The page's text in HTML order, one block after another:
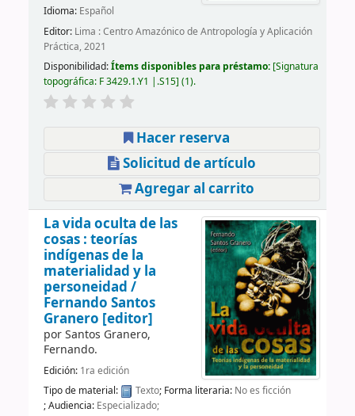
Idioma: Español
Editor: Lima : Centro Amazónico de Antropología y Aplicación
Práctica, 2021
Disponibilidad:Ítems disponibles para préstamo: Signatura
topográfica: F 3429.1.Y1 |.S15 (1).
Hacer reserva
Solicitud de artículo
Agregar al carrito
La vida oculta de las
cosas : teorías
indígenas de la
materialidad y la
personeidad /
Fernando Santos
Granero [editor]
porSantos Granero,
Fernando.
Edición: 1ra edición
Tipo de material:
Texto; Forma literaria: No es ficción
; Audiencia: Especializado;